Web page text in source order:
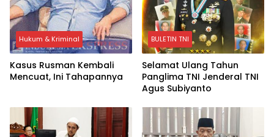
Hukum & Kriminal
Kasus Rusman Kembali
Mencuat, Ini Tahapannya
BULETIN TNI
Selamat Ulang Tahun
Panglima TNI Jenderal TNI
Agus Subiyanto